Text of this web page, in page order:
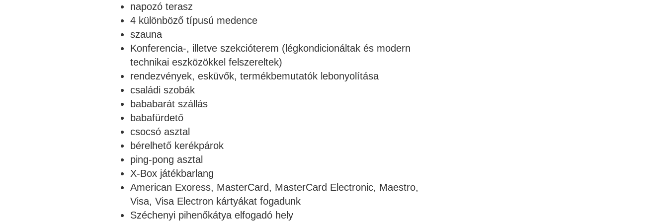
napozó terasz
4 különböző típusú medence
szauna
Konferencia-, illetve szekcióterem (légkondicionáltak és modern
technikai eszközökkel felszereltek)
rendezvények, esküvők, termékbemutatók lebonyolítása
családi szobák
bababarát szállás
babafürdető
csocsó asztal
bérelhető kerékpárok
ping-pong asztal
X-Box játékbarlang
American Exoress, MasterCard, MasterCard Electronic, Maestro,
Visa, Visa Electron kártyákat fogadunk
Széchenyi pihenőkátya elfogadó hely